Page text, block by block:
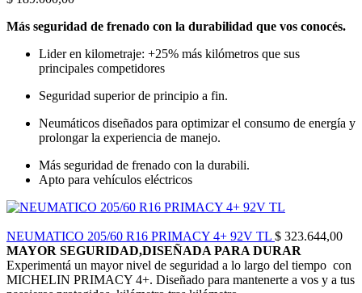
Más seguridad de frenado con la durabilidad que vos conocés.
Lider en kilometraje: +25% más kilómetros que sus
principales competidores
Seguridad superior de principio a fin.
Neumáticos diseñados para optimizar el consumo de energía y
prolongar la experiencia de manejo.
Más seguridad de frenado con la durabili.
Apto para vehículos eléctricos
NEUMATICO 205/60 R16 PRIMACY 4+ 92V TL $ 323.644,00
MAYOR SEGURIDAD,DISEÑADA PARA DURAR
Experimentá un mayor nivel de seguridad a lo largo del tiempo con
MICHELIN PRIMACY 4+. Diseñado para mantenerte a vos y a tus